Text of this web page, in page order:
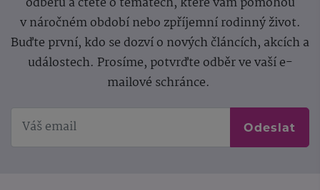
v náročném období nebo zpříjemní rodinný život.
Buďte první, kdo se dozví o nových článcích, akcích a
událostech. Prosíme, potvrďte odběr ve vaší e-
mailové schránce.
Odeslat